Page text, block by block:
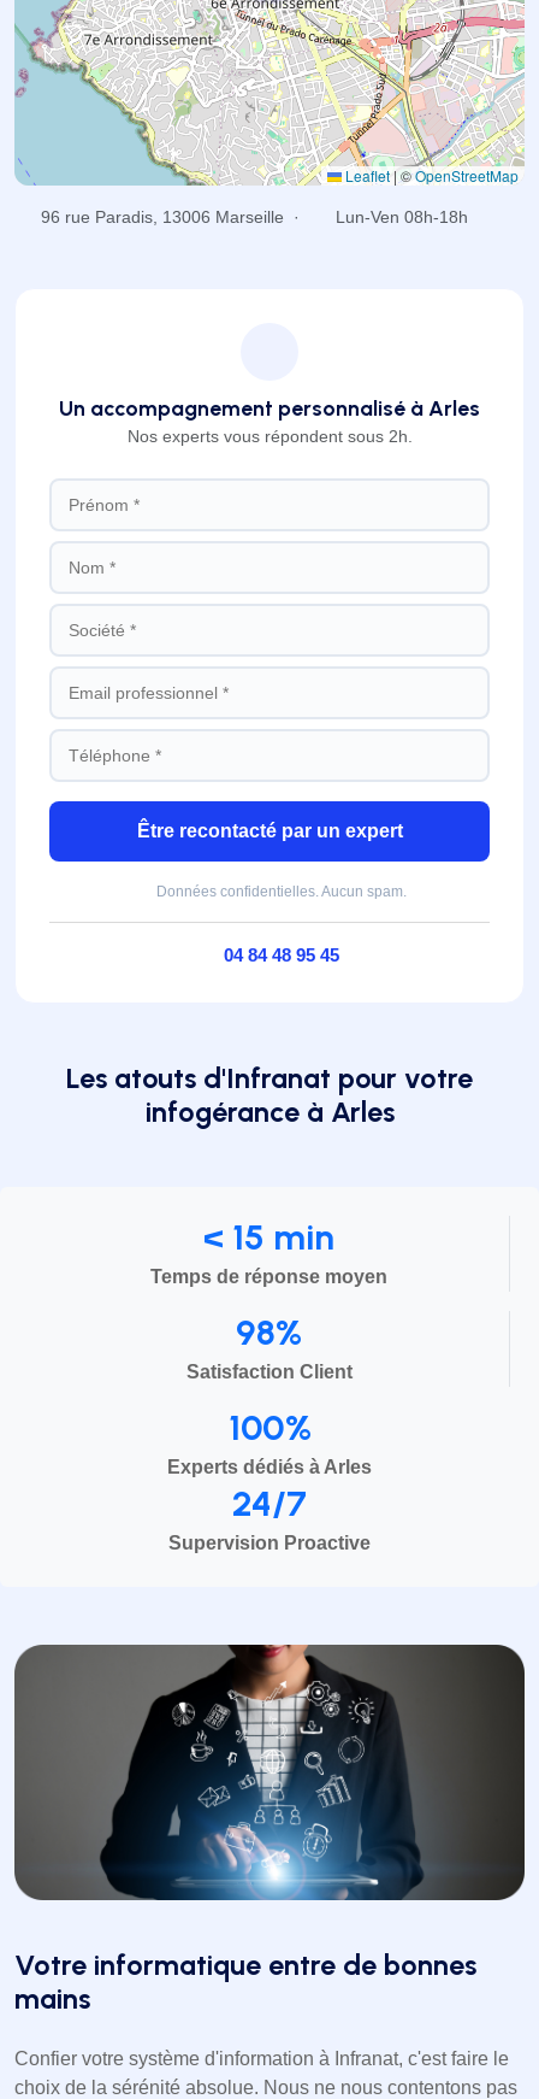
Leaflet | ©OpenStreetMap
96 rue Paradis, 13006 Marseille · Lun-Ven 08h-18h
Un accompagnement personnalisé à Arles
Nos experts vous répondent sous 2h.
Être recontacté par un expert
Données confidentielles. Aucun spam.
04 84 48 95 45
Les atouts d'Infranat pour votre
infogérance à Arles
< 15 min
Temps de réponse moyen
98%
Satisfaction Client
100%
Experts dédiés à Arles
24/7
Supervision Proactive
Votre informatique entre de bonnes
mains
Confier votre système d'information à Infranat, c'est faire le
choix de la sérénité absolue. Nous ne nous contentons pas